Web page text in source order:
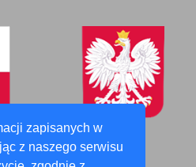
zapisanych w
z naszego serwisu